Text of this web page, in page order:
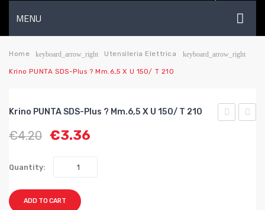
MENU
HOME
AZIENDA
Home keyboard_arrow_right Utensileria Elettrica keyboard_arrow_right
Krino PUNTA SDS-Plus ? Mm.6,5 X U 150/ T 210
Krino PUNTA SDS-Plus ? Mm.6,5 X U 150/ T 210
€4.20 €3.36
Quantity:
ADD TO CART